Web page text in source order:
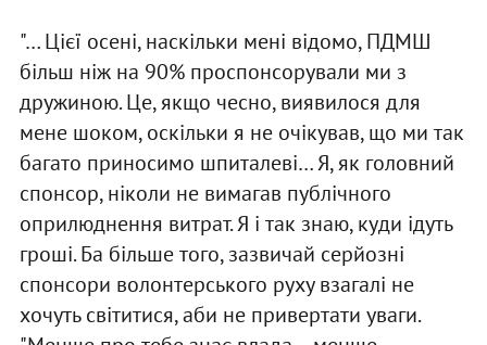
"… Цієї осені, наскільки мені відомо, ПДМШ
більш ніж на 90% проспонсорували ми з
дружиною. Це, якщо чесно, виявилося для
мене шоком, оскільки я не очікував, що ми так
багато приносимо шпиталеві… Я, як головний
спонсор, ніколи не вимагав публічного
оприлюднення витрат. Я і так знаю, куди ідуть
гроші. Ба більше того, зазвичай серйозні
спонсори волонтерського руху взагалі не
хочуть світитися, аби не привертати уваги.